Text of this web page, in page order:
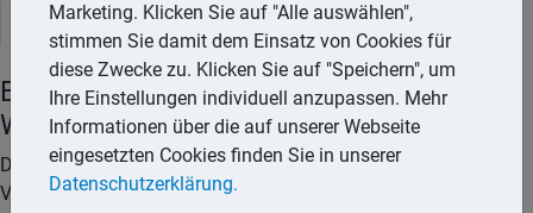
Rechtslexikon
Eigentümerversammlung beim
Wohnungseigentum
Die Eigentümerversammlung ist das oberste
Verwaltungsorgan der Eigentümergemeinschaft. Sie regelt
Marketing. Klicken Sie auf "Alle auswählen",
stimmen Sie damit dem Einsatz von Cookies für
diese Zwecke zu. Klicken Sie auf "Speichern", um
Ihre Einstellungen individuell anzupassen. Mehr
Informationen über die auf unserer Webseite
eingesetzten Cookies finden Sie in unserer
Datenschutzerklärung.